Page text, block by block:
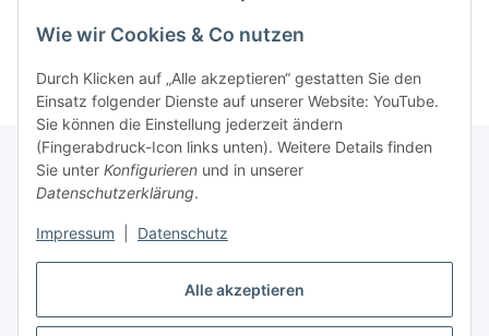
Alle akzeptieren
Wie wir Cookies & Co nutzen
Durch Klicken auf „Alle akzeptieren“ gestatten Sie den
Einsatz folgender Dienste auf unserer Website: YouTube.
Sie können die Einstellung jederzeit ändern
(Fingerabdruck-Icon links unten). Weitere Details finden
Sie unter Konfigurieren und in unserer
Datenschutzerklärung.
Impressum Datenschutz
Informationen
Gesetzliche Informationen
Vertrag widerrufen